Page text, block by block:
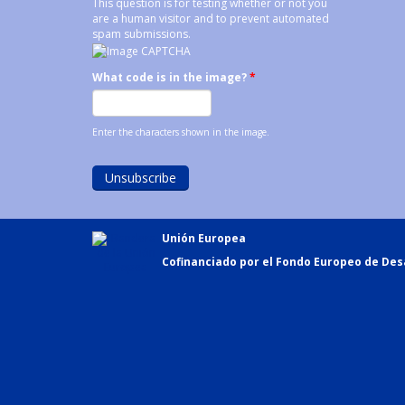
This question is for testing whether or not you
are a human visitor and to prevent automated
spam submissions.
What code is in the image?*
Enter the characters shown in the image.
Unión Europea
Cofinanciado por el Fondo Europeo de